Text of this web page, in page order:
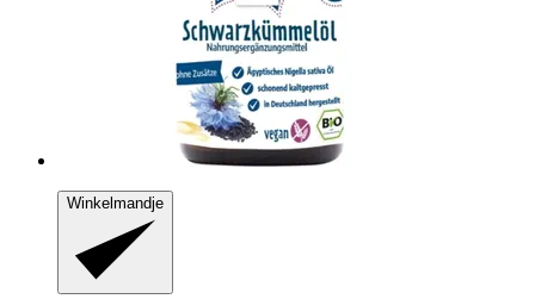
Winkelmandje